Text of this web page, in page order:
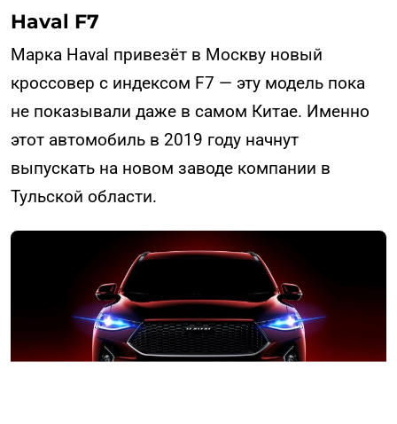
Haval F7
Марка Haval привезёт в Москву новый
кроссовер с индексом F7 — эту модель пока
не показывали даже в самом Китае. Именно
этот автомобиль в 2019 году начнут
выпускать на новом заводе компании в
Тульской области.